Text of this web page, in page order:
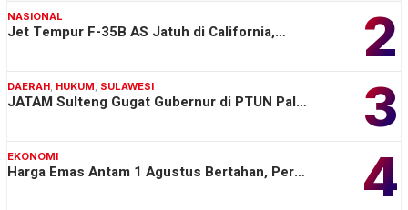
2
NASIONAL
Jet Tempur F-35B AS Jatuh di California,…
3
DAERAH HUKUM SULAWESI
JATAM Sulteng Gugat Gubernur di PTUN Pal…
4
EKONOMI
Harga Emas Antam 1 Agustus Bertahan, Per…